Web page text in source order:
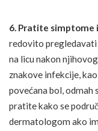
6. Pratite simptome
redovito pregledavati
na licu nakon
znakove infekcije,
povećana bol, odmah
pratite kako se
dermatologom ako